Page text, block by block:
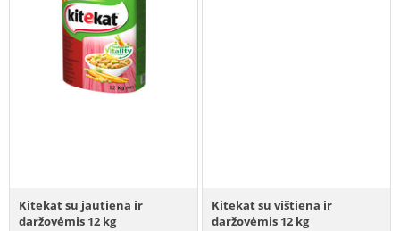
Kitekat su jautiena ir
daržovėmis 12 kg
Kitekat su vištiena ir
daržovėmis 12 kg